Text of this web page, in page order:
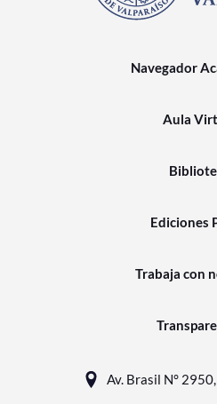
Navegador
Aula
Ediciones
Trabaja con
Av. Brasil N°